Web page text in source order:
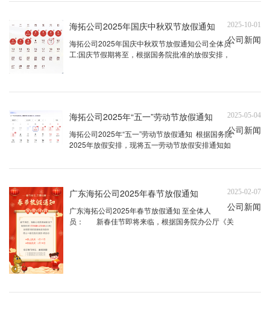
海拓公司2025年国庆中秋双节放假通知 2025-10-01
公司新闻
海拓公司2025年国庆中秋双节放假通知公司全体员
工:国庆节假期将至，根据国务院批准的放假安排，
海拓公司2025年“五一”劳动节放假通知 2025-05-04
公司新闻
海拓公司2025年“五一”劳动节放假通知 根据国务院
2025年放假安排，现将五一劳动节放假安排通知如
天） 上班时间 2025年5月6日（星期二）假期工作安
广东海拓公司2025年春节放假通知 2025-02-07
公司新闻
广东海拓公司2025年春节放假通知 至全体人
员： 新春佳节即将来临，根据国务院办公厅《关